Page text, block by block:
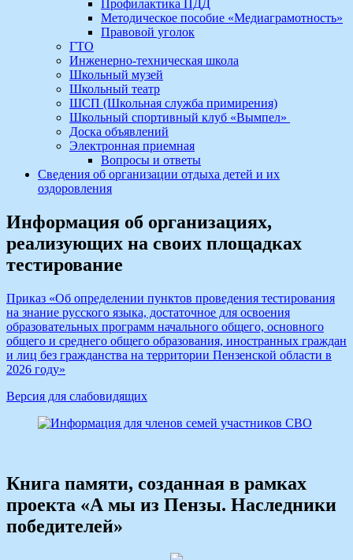
Профилактика ПДД
Методическое пособие «Медиаграмотность»
Правовой уголок
ГТО
Инженерно-техническая школа
Школьный музей
Школьный театр
ШСП (Школьная служба примирения)
Школьный спортивный клуб «Вымпел»
Доска объявлений
Электронная приемная
Вопросы и ответы
Сведения об организации отдыха детей и их
оздоровления
Информация об организациях,
реализующих на своих площадках
тестирование
Приказ «Об определении пунктов проведения тестирования
на знание русского языка, достаточное для освоения
образовательных программ начального общего, основного
общего и среднего общего образования, иностранных граждан
и лиц без гражданства на территории Пензенской области в
2026 году»
Версия для слабовидящих
Книга памяти, созданная в рамках
проекта «А мы из Пензы. Наследники
победителей»